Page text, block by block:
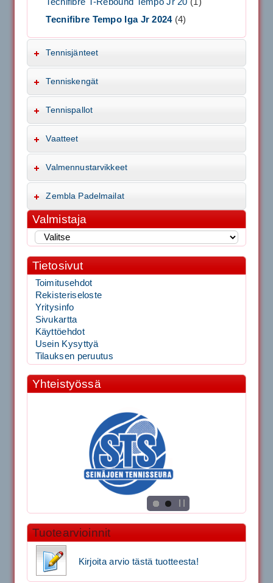
Tecnifibre T-Rebound Tempo Jr 20 (1)
Tecnifibre Tempo Iga Jr 2024(4)
Tennisjänteet
Tenniskengät
Tennispallot
Vaatteet
Valmennustarvikkeet
Zembla Padelmailat
Valmistaja
Tietosivut
Toimitusehdot
Rekisteriseloste
Yritysinfo
Sivukartta
Käyttöehdot
Usein Kysyttyä
Tilauksen peruutus
Yhteistyössä
Tuotearvioinnit
Kirjoita arvio tästä tuotteesta!